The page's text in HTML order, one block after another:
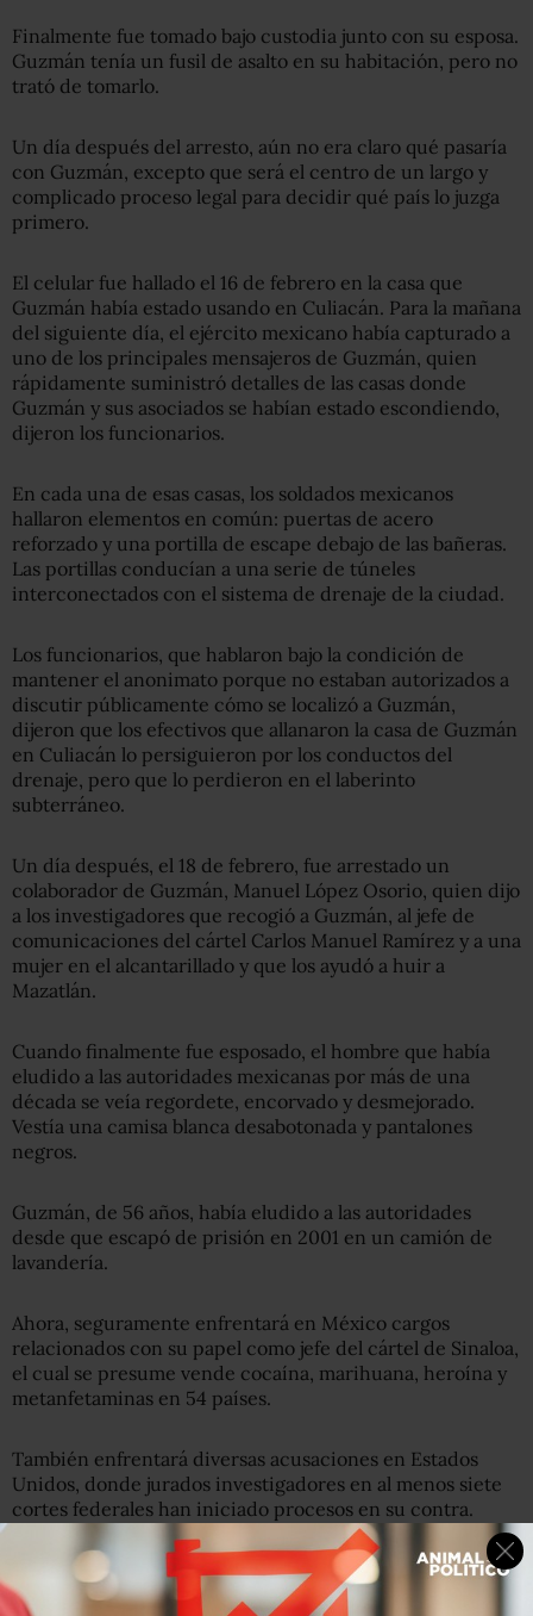
Finalmente fue tomado bajo custodia junto con su esposa.
Guzmán tenía un fusil de asalto en su habitación, pero no
trató de tomarlo.
Un día después del arresto, aún no era claro qué pasaría
con Guzmán, excepto que será el centro de un largo y
complicado proceso legal para decidir qué país lo juzga
primero.
El celular fue hallado el 16 de febrero en la casa que
Guzmán había estado usando en Culiacán. Para la mañana
del siguiente día, el ejército mexicano había capturado a
uno de los principales mensajeros de Guzmán, quien
rápidamente suministró detalles de las casas donde
Guzmán y sus asociados se habían estado escondiendo,
dijeron los funcionarios.
En cada una de esas casas, los soldados mexicanos
hallaron elementos en común: puertas de acero
reforzado y una portilla de escape debajo de las bañeras.
Las portillas conducían a una serie de túneles
interconectados con el sistema de drenaje de la ciudad.
Los funcionarios, que hablaron bajo la condición de
mantener el anonimato porque no estaban autorizados a
discutir públicamente cómo se localizó a Guzmán,
dijeron que los efectivos que allanaron la casa de Guzmán
en Culiacán lo persiguieron por los conductos del
drenaje, pero que lo perdieron en el laberinto
subterráneo.
Un día después, el 18 de febrero, fue arrestado un
colaborador de Guzmán, Manuel López Osorio, quien dijo
a los investigadores que recogió a Guzmán, al jefe de
comunicaciones del cártel Carlos Manuel Ramírez y a una
mujer en el alcantarillado y que los ayudó a huir a
Mazatlán.
Cuando finalmente fue esposado, el hombre que había
eludido a las autoridades mexicanas por más de una
década se veía regordete, encorvado y desmejorado.
Vestía una camisa blanca desabotonada y pantalones
negros.
Guzmán, de 56 años, había eludido a las autoridades
desde que escapó de prisión en 2001 en un camión de
lavandería.
Ahora, seguramente enfrentará en México cargos
relacionados con su papel como jefe del cártel de Sinaloa,
el cual se presume vende cocaína, marihuana, heroína y
metanfetaminas en 54 países.
También enfrentará diversas acusaciones en Estados
Unidos, donde jurados investigadores en al menos siete
cortes federales han iniciado procesos en su contra.
Las autoridades federales en Chicago fueron de las
primeras en decir que querían enjuiciar a Guzmán,